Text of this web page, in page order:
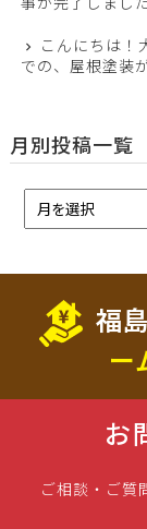
こんにちは！
での、屋根塗装
月別投稿一覧
福
ー
お
ご相談・ご質